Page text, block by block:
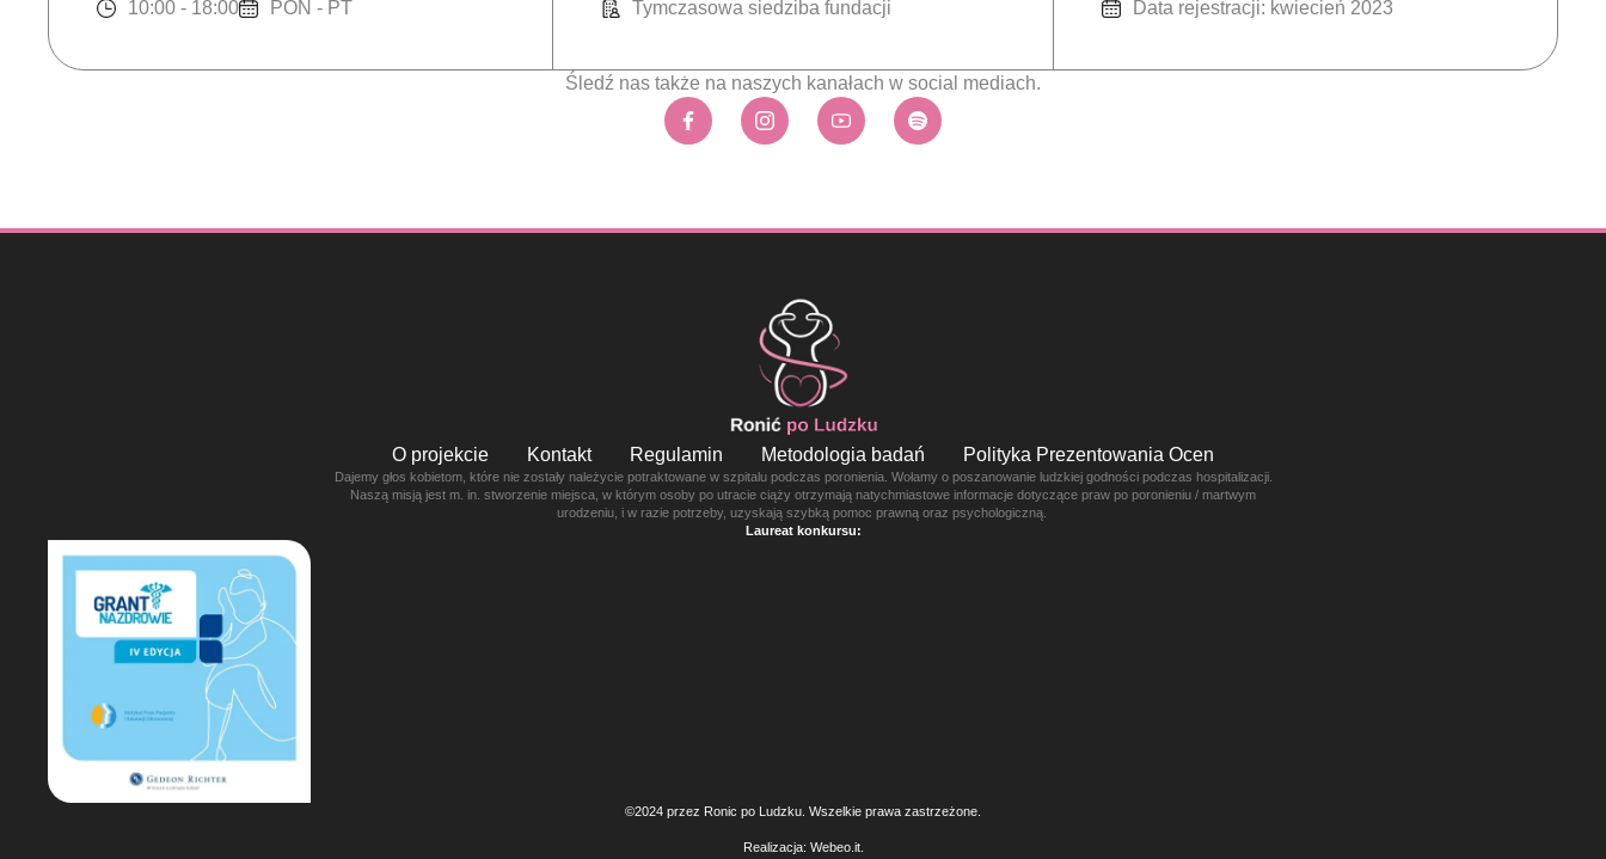
10:00 - 18:00
PON - PT Tymczasowa siedziba fundacji Data rejestracji: kwiecień 2023
Śledź nas także na naszych kanałach w social mediach.
O projekcie Kontakt Regulamin Metodologia badań Polityka Prezentowania Ocen
Dajemy głos kobietom, które nie zostały należycie potraktowane w szpitalu podczas poronienia. Wołamy o poszanowanie ludzkiej godności podczas hospitalizacji.
Naszą misją jest m. in. stworzenie miejsca, w którym osoby po utracie ciąży otrzymają natychmiastowe informacje dotyczące praw po poronieniu / martwym
urodzeniu, i w razie potrzeby, uzyskają szybką pomoc prawną oraz psychologiczną.
Laureat konkursu:
©2024 przez Ronic po Ludzku. Wszelkie prawa zastrzeżone.
Realizacja: Webeo.it.